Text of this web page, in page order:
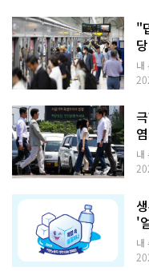
"
내
내
'
내